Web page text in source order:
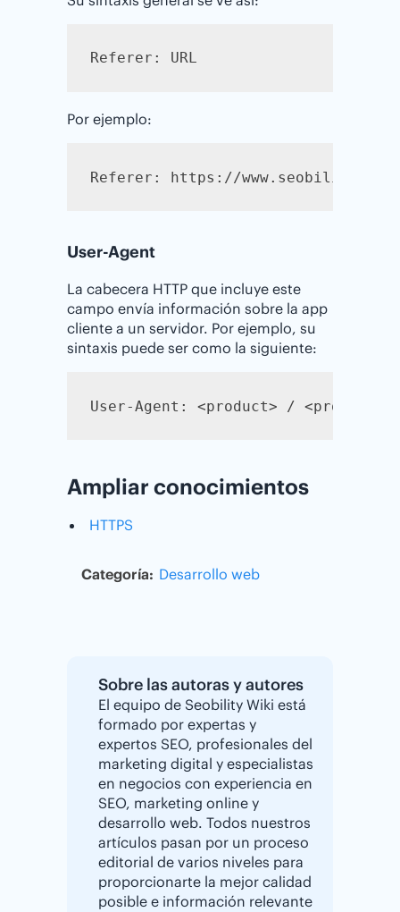
Referer: URL
Por ejemplo:
Referer: https://
User-Agent
La cabecera HTTP que incluye este
campo envía información sobre la app
cliente a un servidor. Por ejemplo, su
sintaxis puede ser como la siguiente:
User-Agent: <product> / <product-
Ampliar conocimientos
HTTPS
Categoría: Desarrollo web
Sobre las autoras y autores
El equipo de Seobility Wiki está
formado por expertas y
expertos SEO, profesionales del
marketing digital y especialistas
en negocios con experiencia en
SEO, marketing online y
desarrollo web. Todos nuestros
artículos pasan por un proceso
editorial de varios niveles para
proporcionarte la mejor calidad
posible e información relevante